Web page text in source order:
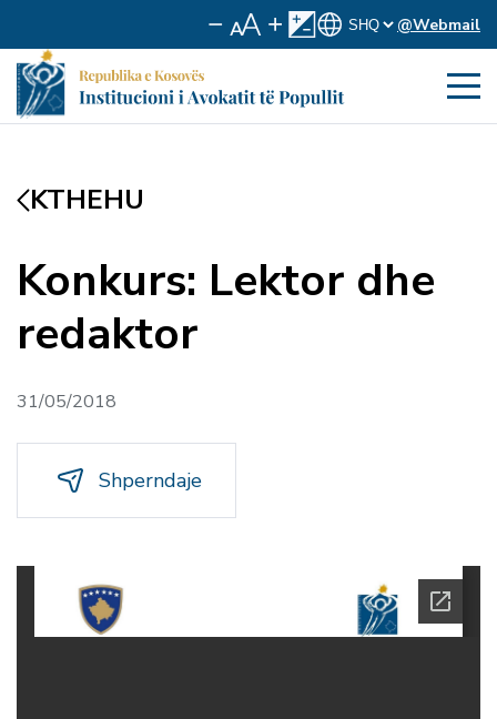
@Webmail
KTHEHU
Konkurs: Lektor dhe
redaktor
31/05/2018
Shperndaje